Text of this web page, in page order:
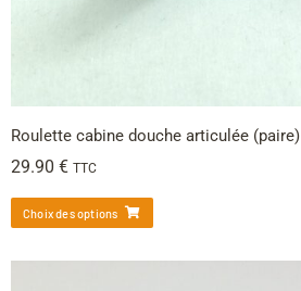
Roulette cabine douche articulée (paire)
29.90 € TTC
Choix des options